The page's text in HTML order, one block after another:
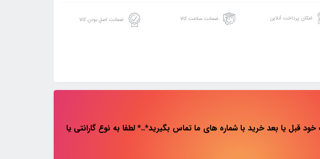
امکان پرداخت آنلاین ضمانت سلامت کالا ضمانت اصل بودن کالا
قبل یا بعد خرید با شماره های ما تماس بگیرید*..* لطفا به نوع گارانتی یا